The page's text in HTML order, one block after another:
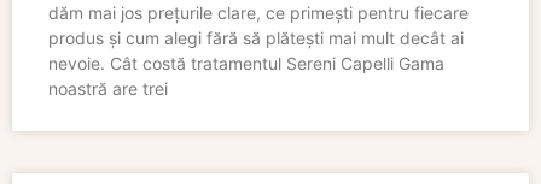
dăm mai jos prețurile clare, ce primești pentru fiecare
produs și cum alegi fără să plătești mai mult decât ai
nevoie. Cât costă tratamentul Sereni Capelli Gama
noastră are trei